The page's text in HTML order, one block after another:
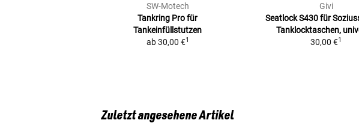
SW-Motech
Tankring Profür
Tankeinfüllstutzen
ab 30,00 €1
Givi
Seatlock S430 für
Tanklocktaschen,
30,00 €1
Zuletzt angesehene Artikel